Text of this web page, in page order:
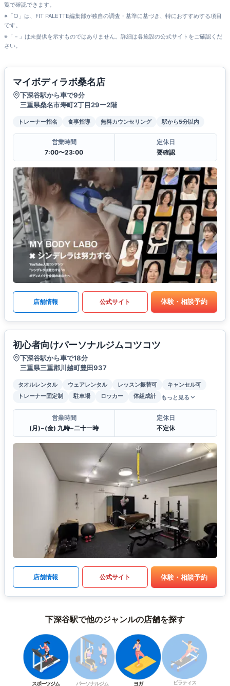
覧で確認できます。
※「○」は、FIT PALETTE編集部が独自の調査・基準に基づき、特におすすめする項目
です。
※「－」は未提供を示すものではありません。詳細は各施設の公式サイトをご確認くだ
さい。
マイボディラボ桑名店
下深谷駅から車で9分
三重県桑名市寿町2丁目29ー2階
トレーナー指名 食事指導 無料カウンセリング 駅から5分以内
営業時間
7:00〜23:00
定休日
要確認
店舗情報 公式サイト 体験・相談予約
初心者向けパーソナルジムコツコツ
下深谷駅から車で18分
三重県三重郡川越町豊田937
タオルレンタル ウェアレンタル レッスン振替可
キャンセル可
トレーナー固定制
駐車場 ロッカー 体組成計 もっと見る
営業時間
(月)~(金) 九時~二十一時
定休日
不定休
店舗情報 公式サイト 体験・相談予約
下深谷駅で他のジャンルの店舗を探す
スポーツジム パーソナルジム ヨガ ピラティス